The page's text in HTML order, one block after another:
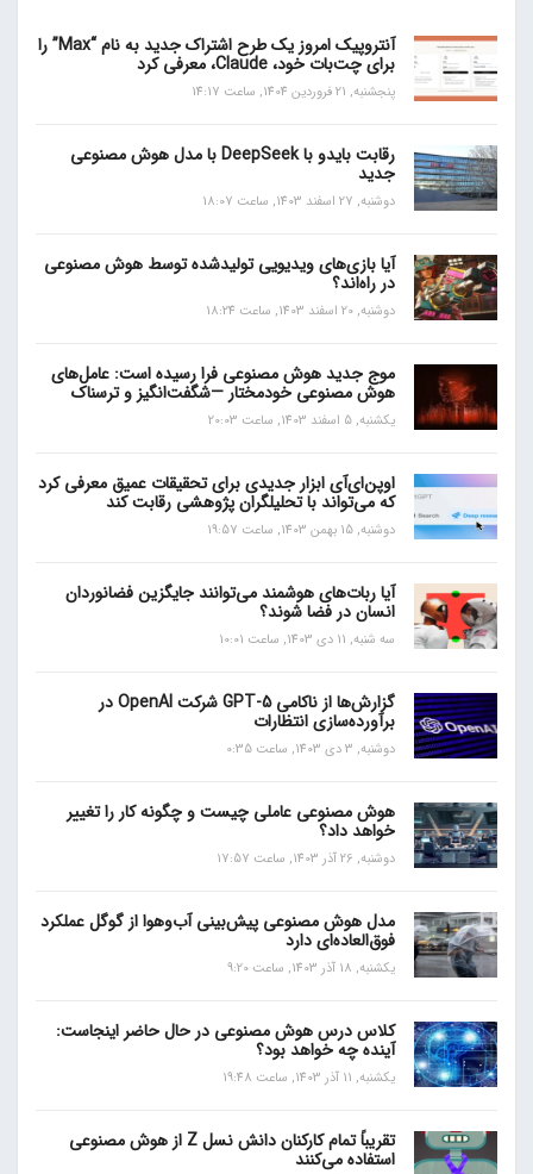
آنتروپیک امروز یک طرح اشتراک جدید به نام “Max” را
برای چت‌بات خود، Claude، معرفی کرد
پنجشنبه, 21 فروردین 1404, ساعت 14:17
رقابت بایدو با DeepSeek با مدل هوش مصنوعی
جدید
دوشنبه, 27 اسفند 1403, ساعت 18:07
آیا بازی‌های ویدیویی تولیدشده توسط هوش مصنوعی
در راه‌اند؟
دوشنبه, 20 اسفند 1403, ساعت 18:24
موج جدید هوش مصنوعی فرا رسیده است: عامل‌های
هوش مصنوعی خودمختار —شگفت‌انگیز و ترسناک
یکشنبه, 5 اسفند 1403, ساعت 20:03
اوپن‌ای‌آی ابزار جدیدی برای تحقیقات عمیق معرفی کرد
که می‌تواند با تحلیلگران پژوهشی رقابت کند
دوشنبه, 15 بهمن 1403, ساعت 19:57
آیا ربات‌های هوشمند می‌توانند جایگزین فضانوردان
انسان در فضا شوند؟
سه شنبه, 11 دی 1403, ساعت 10:01
گزارش‌ها از ناکامی GPT-5 شرکت OpenAI در
برآورده‌سازی انتظارات
دوشنبه, 3 دی 1403, ساعت 0:35
هوش مصنوعی عاملی چیست و چگونه کار را تغییر
خواهد داد؟
دوشنبه, 26 آذر 1403, ساعت 17:57
مدل هوش مصنوعی پیش‌بینی آب‌و‌هوا از گوگل عملکرد
فوق‌العاده‌ای دارد
یکشنبه, 18 آذر 1403, ساعت 9:20
کلاس درس هوش مصنوعی در حال حاضر اینجاست:
آینده چه خواهد بود؟
یکشنبه, 11 آذر 1403, ساعت 19:48
تقریباً تمام کارکنان دانش نسل Z از هوش مصنوعی
استفاده می‌کنند